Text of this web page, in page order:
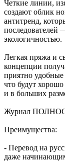
Четкие линии,
создают облик
антитренд,
последователей
экологичностью.
Легкая пряжа и
концепции
приятно
что будут хорошо
и в больших
Журнал
Преимущества:
- Перевод на
даже